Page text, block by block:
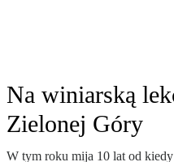
Na winiarską
Zielonej Góry
W tym roku mija 10 lat od